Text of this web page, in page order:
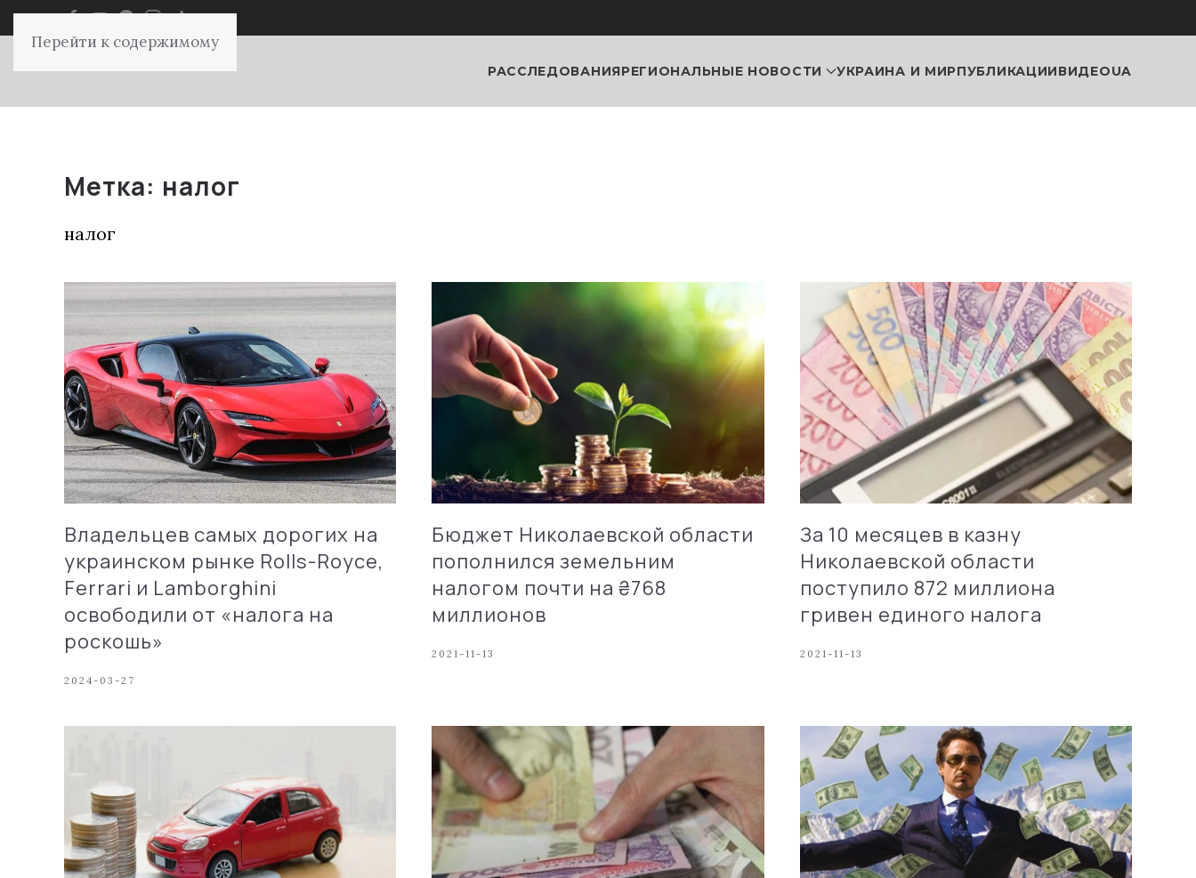
Перейти к содержимому
РАССЛЕДОВАНИЯРЕГИОНАЛЬНЫЕ НОВОСТИ УКРАИНА И МИРПУБЛИКАЦИИВИДЕОUA
Метка: налог
налог
Владельцев самых дорогих на
украинском рынке Rolls-Royce,
Ferrari и Lamborghini
освободили от «налога на
роскошь»
2024-03-27
Бюджет Николаевской области
пополнился земельним
налогом почти на ₴768
миллионов
2021-11-13
За 10 месяцев в казну
Николаевской области
поступило 872 миллиона
гривен единого налога
2021-11-13